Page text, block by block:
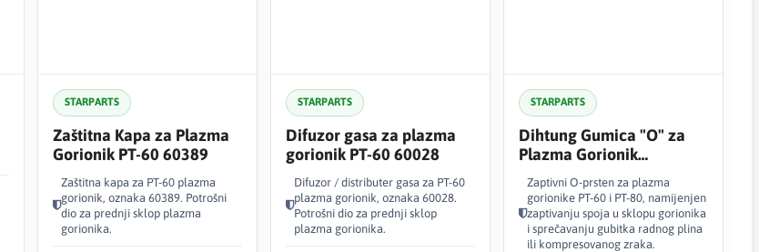
STARPARTS
Zaštitna Kapa za Plazma
Gorionik PT-60 60389
Zaštitna kapa za PT-60 plazma
gorionik, oznaka 60389. Potrošni
dio za prednji sklop plazma
gorionika.
STARPARTS
Difuzor gasa za plazma
gorionik PT-60 60028
Difuzor / distributer gasa za PT-60
plazma gorionik, oznaka 60028.
Potrošni dio za prednji sklop
plazma gorionika.
STARPARTS
Dihtung Gumica "O" za
Plazma Gorionik
51620.60
Zaptivni O-prsten za plazma
gorionike PT-60 i PT-80, namijenjen
zaptivanju spoja u sklopu gorionika
i sprečavanju gubitka radnog plina
ili kompresovanog zraka.